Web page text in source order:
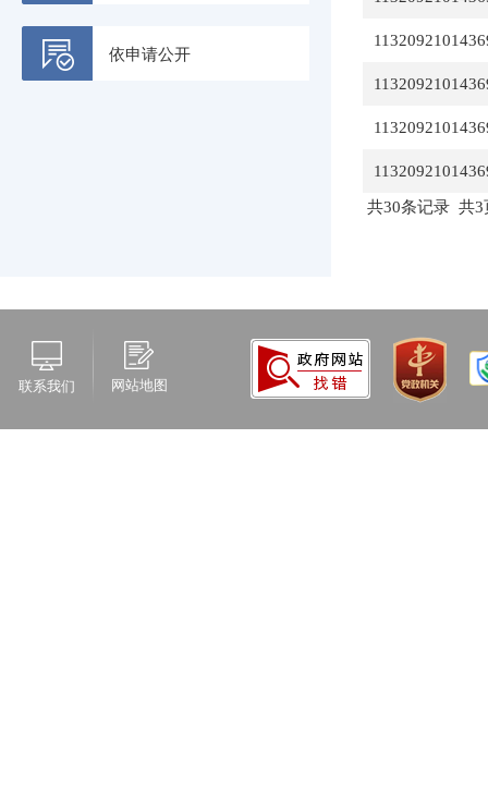
依申请公开
共30条记录 共
联系我们 网站地图